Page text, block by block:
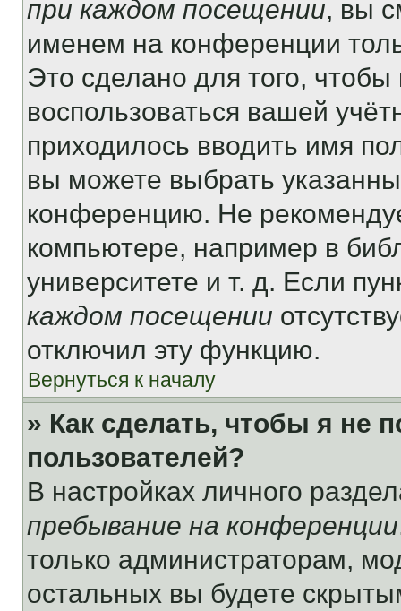
при каждом посещении, вы
именем на конференции
Это сделано для того, чтобы
воспользоваться вашей
приходилось вводить имя
вы можете выбрать
конференцию. Не
компьютере, например в
университете и т. д. Если
каждом посещении
отключил эту функцию.
Вернуться к началу
» Как сделать, чтобы я не
пользователей?
В настройках личного
пребывание на конференции
только администраторам,
остальных вы будете